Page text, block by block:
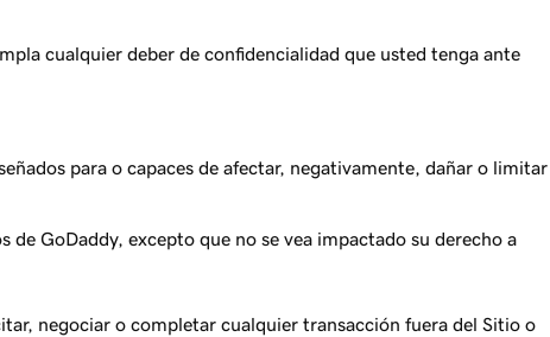
cualquier deber de confidencialidad que usted tenga ante
para o capaces de afectar, negativamente, dañar o limitar
GoDaddy, excepto que no se vea impactado su derecho a
negociar o completar cualquier transacción fuera del Sitio o